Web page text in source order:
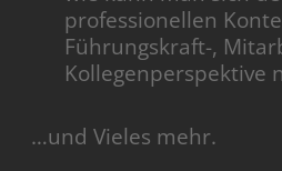
professionellen
Führungskraft-,
Kollegenperspektive
…und Vieles mehr.